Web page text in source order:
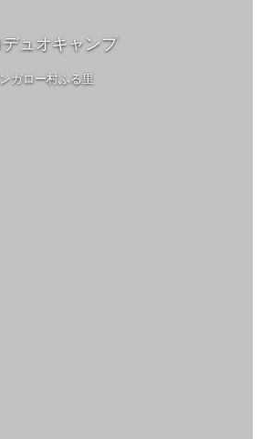
ュオキャンプ
ガロー村ふる里